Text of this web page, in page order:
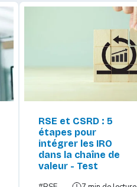
RSE et CSRD : 5
étapes pour
intégrer les IRO
dans la chaîne de
valeur - Test